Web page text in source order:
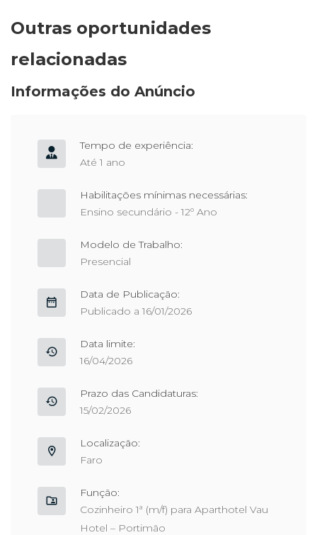
Outras oportunidades
relacionadas
Informações do Anúncio
Tempo de experiência:
Até 1 ano
Habilitações mínimas necessárias:
Ensino secundário - 12º Ano
Modelo de Trabalho:
Presencial
Data de Publicação:
Publicado a 16/01/2026
Data limite:
16/04/2026
Prazo das Candidaturas:
15/02/2026
Localização:
Faro
Função:
Cozinheiro 1ª (m/f) para Aparthotel Vau
Hotel – Portimão